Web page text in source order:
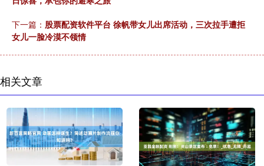
下一篇： 股票配资软件平台 徐帆带女儿出席活动，三次拉手遭拒
女儿一脸冷漠不领情
相关文章